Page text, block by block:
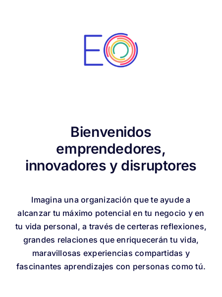
Bienvenidos
emprendedores,
innovadores y disruptores
Imagina una organización que te ayude a
alcanzar tu máximo potencial en tu negocio y en
tu vida personal, a través de certeras reflexiones,
grandes relaciones que enriquecerán tu vida,
maravillosas experiencias compartidas y
fascinantes aprendizajes con personas como tú.